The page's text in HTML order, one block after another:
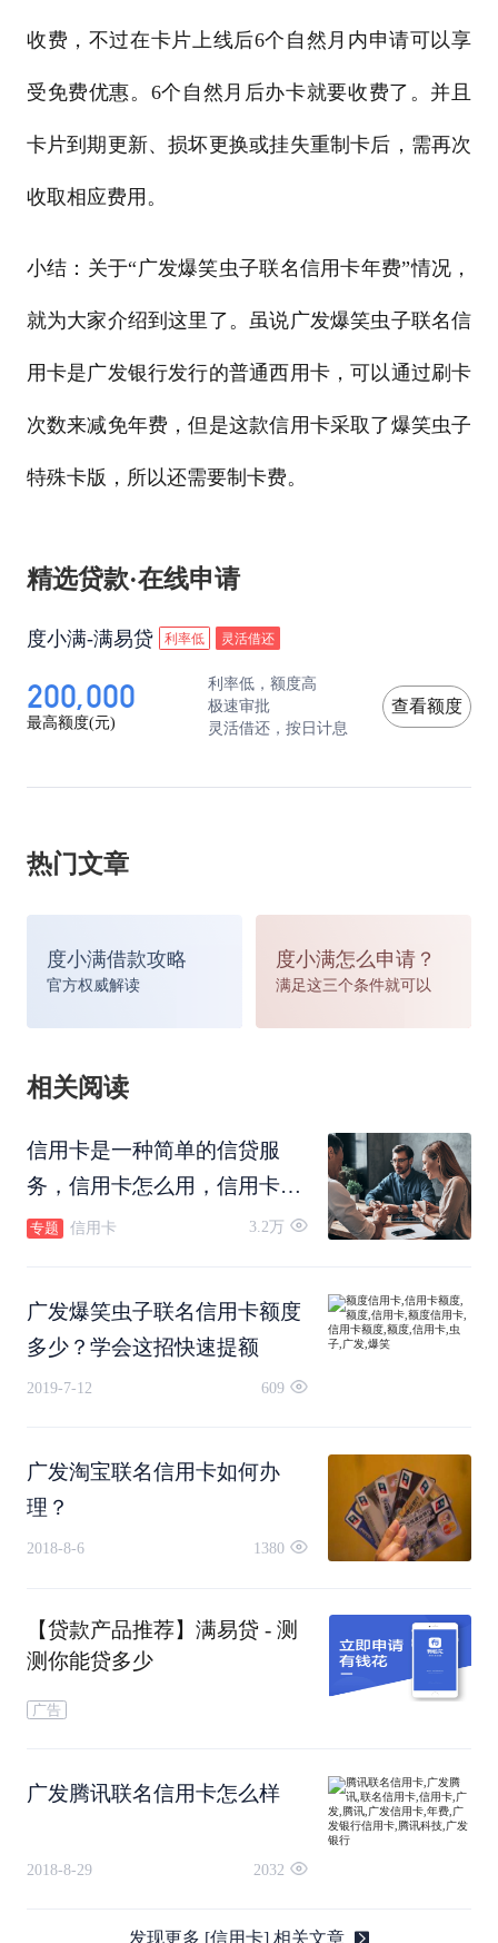
收费，不过在卡片上线后6个自然月内申请可以享
受免费优惠。6个自然月后办卡就要收费了。并且
卡片到期更新、损坏更换或挂失重制卡后，需再次
收取相应费用。
小结：关于“广发爆笑虫子联名信用卡年费”情况，
就为大家介绍到这里了。虽说广发爆笑虫子联名信
用卡是广发银行发行的普通西用卡，可以通过刷卡
次数来减免年费，但是这款信用卡采取了爆笑虫子
特殊卡版，所以还需要制卡费。
精选贷款·在线申请
度小满-满易贷 利率低 灵活借还
200,000
最高额度(元)
利率低，额度高
极速审批
灵活借还，按日计息
查看额度
热门文章
度小满借款攻略
官方权威解读
度小满怎么申请？
满足这三个条件就可以
相关阅读
信用卡是一种简单的信贷服
务，信用卡怎么用，信用卡怎
么还款，信用卡可以转账吗，
专题 信用卡 3.2万
广发爆笑虫子联名信用卡额度
多少？学会这招快速提额
2019-7-12 609
广发淘宝联名信用卡如何办
理？
2018-8-6 1380
【贷款产品推荐】满易贷 - 测
测你能贷多少
广告
广发腾讯联名信用卡怎么样
2018-8-29 2032
发现更多 [信用卡] 相关文章